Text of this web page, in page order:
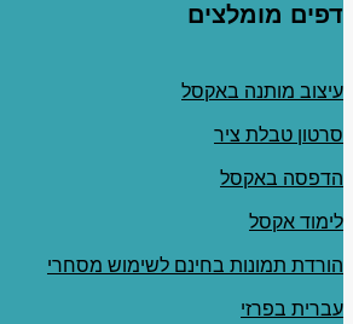
דפים מומלצים
עיצוב מותנה באקסל
סרטון טבלת ציר
הדפסה באקסל
לימוד אקסל
הורדת תמונות בחינם לשימוש מסחרי
עברית בפרזי